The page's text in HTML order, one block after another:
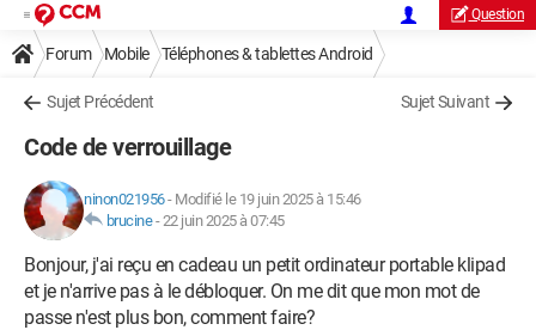
Question
Forum Mobile Téléphones & tablettes Android
Sujet Précédent Sujet Suivant
Code de verrouillage
ninon021956- Modifié le 19 juin 2025 à 15:46
brucine-22 juin 2025 à 07:45
Bonjour, j'ai reçu en cadeau un petit ordinateur portable klipad
et je n'arrive pas à le débloquer. On me dit que mon mot de
passe n'est plus bon, comment faire?